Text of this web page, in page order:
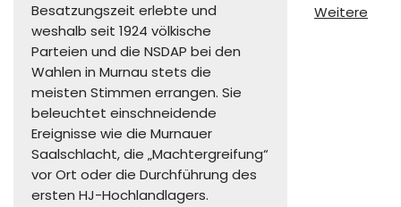
Besatzungszeit erlebte und
weshalb seit 1924 völkische
Parteien und die NSDAP bei den
Wahlen in Murnau stets die
meisten Stimmen errangen. Sie
beleuchtet einschneidende
Ereignisse wie die Murnauer
Saalschlacht, die „Machtergreifung“
vor Ort oder die Durchführung des
ersten HJ-Hochlandlagers.
Weitere